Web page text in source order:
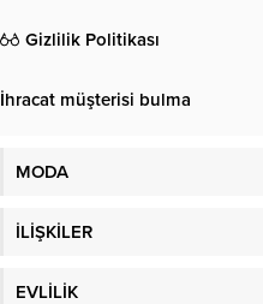
Gizlilik Politikası
İhracat müşterisi bulma
MODA
İLİŞKİLER
EVLİLİK